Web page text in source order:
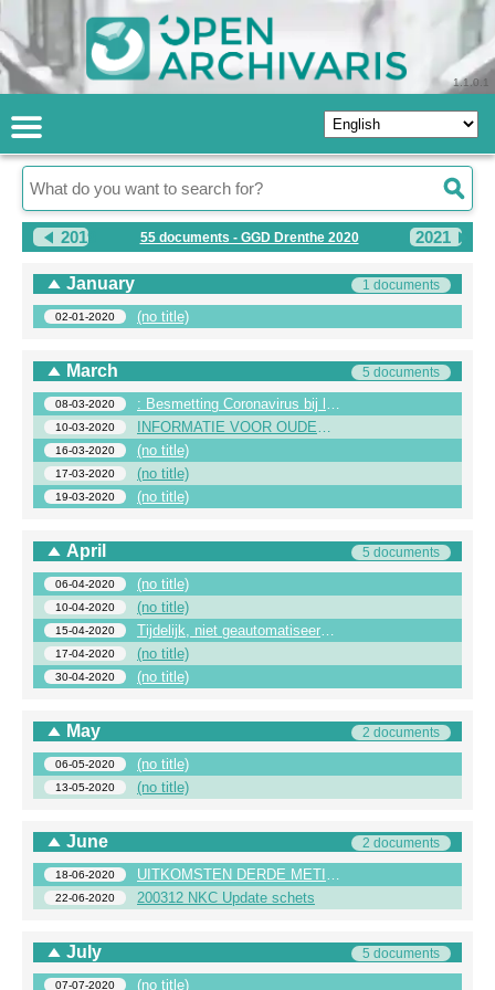
1.1.0.1
2019 55 documents - GGD Drenthe 2020 2021
January
02-01-2020 (no title)
1 documents
March
08-03-2020 : Besmetting Coronavirus bij leerling Sint Willibrordus
10-03-2020 INFORMATIE VOOR OUDERS/SCHOLEN IN DRENTHE
16-03-2020 (no title)
17-03-2020 (no title)
19-03-2020 (no title)
5 documents
April
06-04-2020 (no title)
10-04-2020 (no title)
15-04-2020 Tijdelijk, niet geautomatiseerd voorraadbeheer
17-04-2020 (no title)
30-04-2020 (no title)
5 documents
May
06-05-2020 (no title)
13-05-2020 (no title)
2 documents
June
18-06-2020 UITKOMSTEN DERDE METING CORONA ONDERZOEK
22-06-2020 200312 NKC Update schets
2 documents
July
07-07-2020 (no title)
5 documents